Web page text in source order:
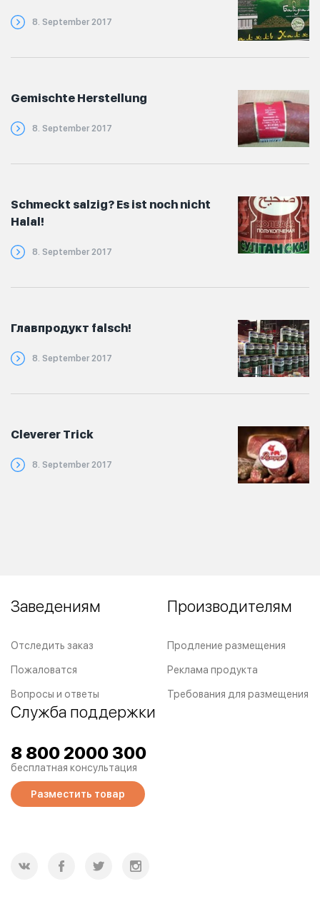
8. September 2017
Gemischte Herstellung
8. September 2017
Schmeckt salzig? Es ist noch nicht
Halal!
8. September 2017
Главпродукт falsch!
8. September 2017
Cleverer Trick
8. September 2017
Заведениям
Отследить заказ
Пожаловатся
Вопросы и ответы
Производителям
Продление размещения
Реклама продукта
Требования для размещения
Служба поддержки
8 800 2000 300
бесплатная консультация
Разместить товар